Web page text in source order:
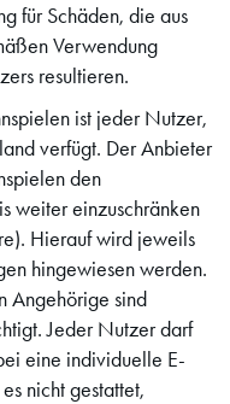
für Schäden, die aus
Verwendung
resultieren.
ist jeder Nutzer,
verfügt. Der Anbieter
den
weiter einzuschränken
Hierauf wird jeweils
hingewiesen werden.
Angehörige sind
Jeder Nutzer darf
eine individuelle E-
nicht gestattet,